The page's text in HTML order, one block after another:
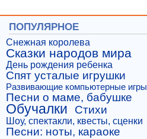
ПОПУЛЯРНОЕ
Снежная королева
Сказки народов мира
День рождения ребенка
Спят усталые игрушки
Развивающие компьютерные игры
Песни о маме, бабушке
Обучалки Стихи
Шоу, спектакли, квесты, сценки
Песни: ноты, караоке